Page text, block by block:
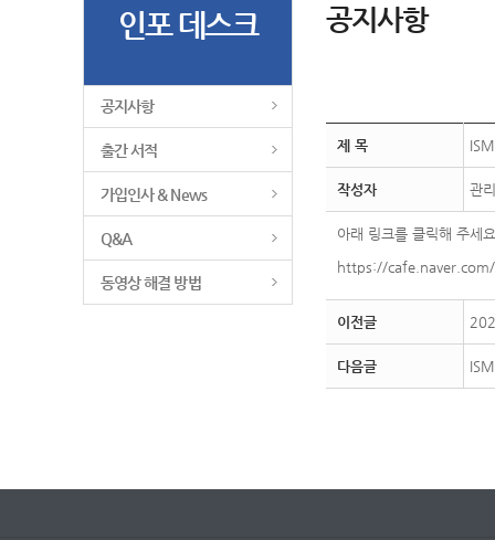
인포 데스크
공지사항
출간 서적
가입인사 & News
Q&A
동영상 해결 방법
공지사항
제 목
작성자 관
아래 링크를 클릭해 주세
https://
이전글
다음글